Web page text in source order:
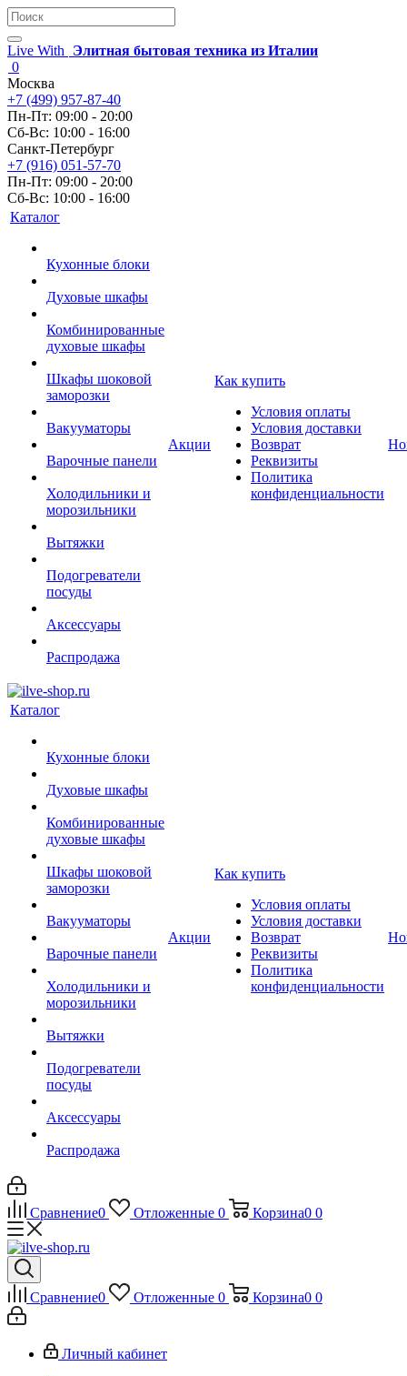
Live With
Элитная бытовая техника из Италии
0
Москва
+7 (499) 957-87-40
Пн-Пт: 09:00 - 20:00
Сб-Вс: 10:00 - 16:00
Санкт-Петербург
+7 (916) 051-57-70
Пн-Пт: 09:00 - 20:00
Сб-Вс: 10:00 - 16:00
Каталог
Кухонные блоки
Духовые шкафы
Комбинированные
духовые шкафы
Шкафы шоковой
заморозки
Вакууматоры
Варочные панели
Холодильники и
морозильники
Вытяжки
Подогреватели
посуды
Аксессуары
Распродажа
Акции
Как купить
Условия оплаты
Условия доставки
Возврат
Реквизиты
Политика
конфиденциальности
Каталог
Кухонные блоки
Духовые шкафы
Комбинированные
духовые шкафы
Шкафы шоковой
заморозки
Вакууматоры
Варочные панели
Холодильники и
морозильники
Вытяжки
Подогреватели
посуды
Аксессуары
Распродажа
Акции
Как купить
Условия оплаты
Условия доставки
Возврат
Реквизиты
Политика
конфиденциальности
Сравнение0 Отложенные 0 Корзина0 0
Сравнение0 Отложенные 0 Корзина0 0
Личный кабинет